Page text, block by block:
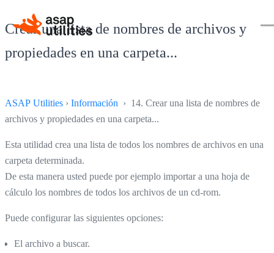
Crear una lista de nombres de archivos y
propiedades en una carpeta...
ASAP Utilities › Información › 14. Crear una lista de nombres de
archivos y propiedades en una carpeta...
Esta utilidad crea una lista de todos los nombres de archivos en una
carpeta determinada.
De esta manera usted puede por ejemplo importar a una hoja de
cálculo los nombres de todos los archivos de un cd-rom.
Puede configurar las siguientes opciones:
El archivo a buscar.